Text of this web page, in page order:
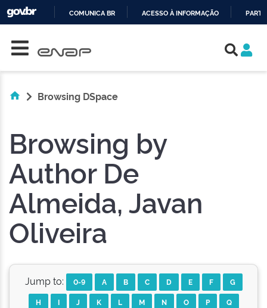
COMUNICA BR ACESSO À INFORMAÇÃO
Browsing DSpace
Browsing by
Author De
Almeida, Javan
Oliveira
Jump to: 0-9 A B C D E F
G
H
I J K L M N O P
Q